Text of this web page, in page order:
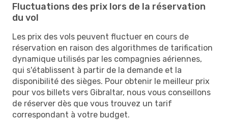
Fluctuations des prix lors de la réservation
du vol
Les prix des vols peuvent fluctuer en cours de
réservation en raison des algorithmes de tarification
dynamique utilisés par les compagnies aériennes,
qui s'établissent à partir de la demande et la
disponibilité des sièges. Pour obtenir le meilleur prix
pour vos billets vers Gibraltar, nous vous conseillons
de réserver dès que vous trouvez un tarif
correspondant à votre budget.